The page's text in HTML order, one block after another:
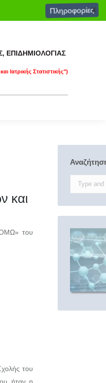
ΕΠΙΔΗΜΙΟΛΟΓΙΑΣ
Ιατρικής Στατιστικής")
και
του
του
Search:
ΠληροφορίεςX
Νέα